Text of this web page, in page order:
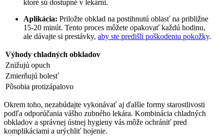
ktoré sú dostupné v lekárni.
Aplikácia: Priložte obklad na postihnutú oblasť na približne
15-20 minút. Tento proces môžete opakovať každú hodinu,
ale dávajte si prestávky, aby ste predišli poškodeniu pokožky.
Výhody chladných obkladov
Znižujú opuch
Zmierňujú bolesť
Pôsobia protizápalovo
Okrem toho, nezabúdajte vykonávať aj ďalšie formy starostlivosti
podľa odporúčania vášho zubného lekára. Kombinácia chladných
obkladov a správnej ústnej hygieny vás môže ochrániť pred
komplikáciami a urýchliť hojenie.